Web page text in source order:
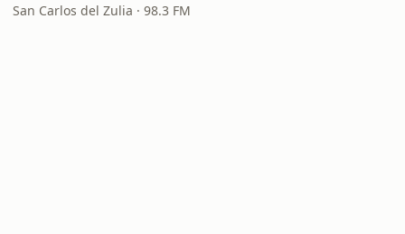
San Carlos del Zulia · 98.3 FM